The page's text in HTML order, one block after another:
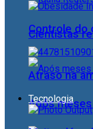
Cientistas
Após
Controle do
Atraso na
Tecnologia